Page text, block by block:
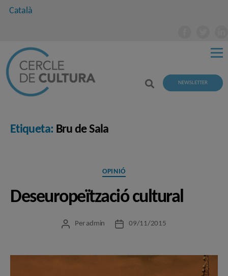
Català
NEWSLETTER
Etiqueta: Bru de Sala
Categories
OPINIÓ
Deseuropeïtzació cultural
Autor
Per admin
Data09/11/2015